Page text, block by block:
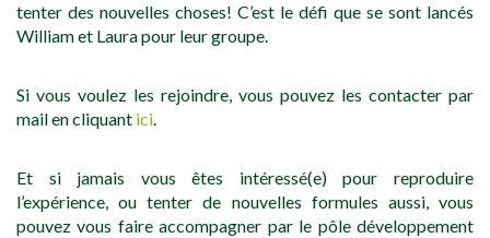
tenter des nouvelles choses! C’est le défi que se sont lancés
William et Laura pour leur groupe.
Si vous voulez les rejoindre, vous pouvez les contacter par
mail en cliquant ici.
Et si jamais vous êtes intéressé(e) pour reproduire
l’expérience, ou tenter de nouvelles formules aussi, vous
pouvez vous faire accompagner par le pôle développement